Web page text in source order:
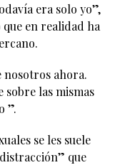
era solo yo”,
en realidad ha
nosotros ahora.
las mismas
”.
se les suele
que